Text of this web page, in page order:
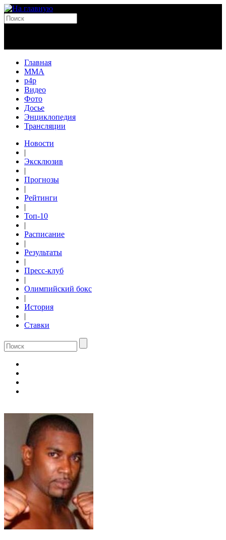
Главная
MMA
p4p
Видео
Фото
Досье
Энциклопедия
Трансляции
Новости
|
Эксклюзив
|
Прогнозы
|
Рейтинги
|
Топ-10
|
Расписание
|
Результаты
|
Пресс-клуб
|
Олимпийский бокс
|
История
|
Ставки